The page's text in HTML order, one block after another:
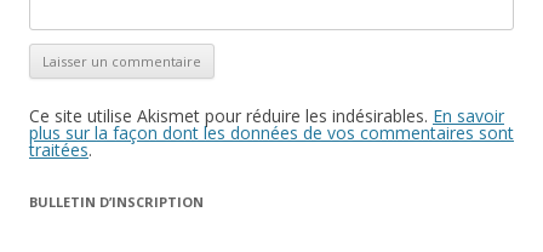
Ce site utilise Akismet pour réduire les indésirables. En savoir
plus sur la façon dont les données de vos commentaires sont
traitées.
BULLETIN D’INSCRIPTION